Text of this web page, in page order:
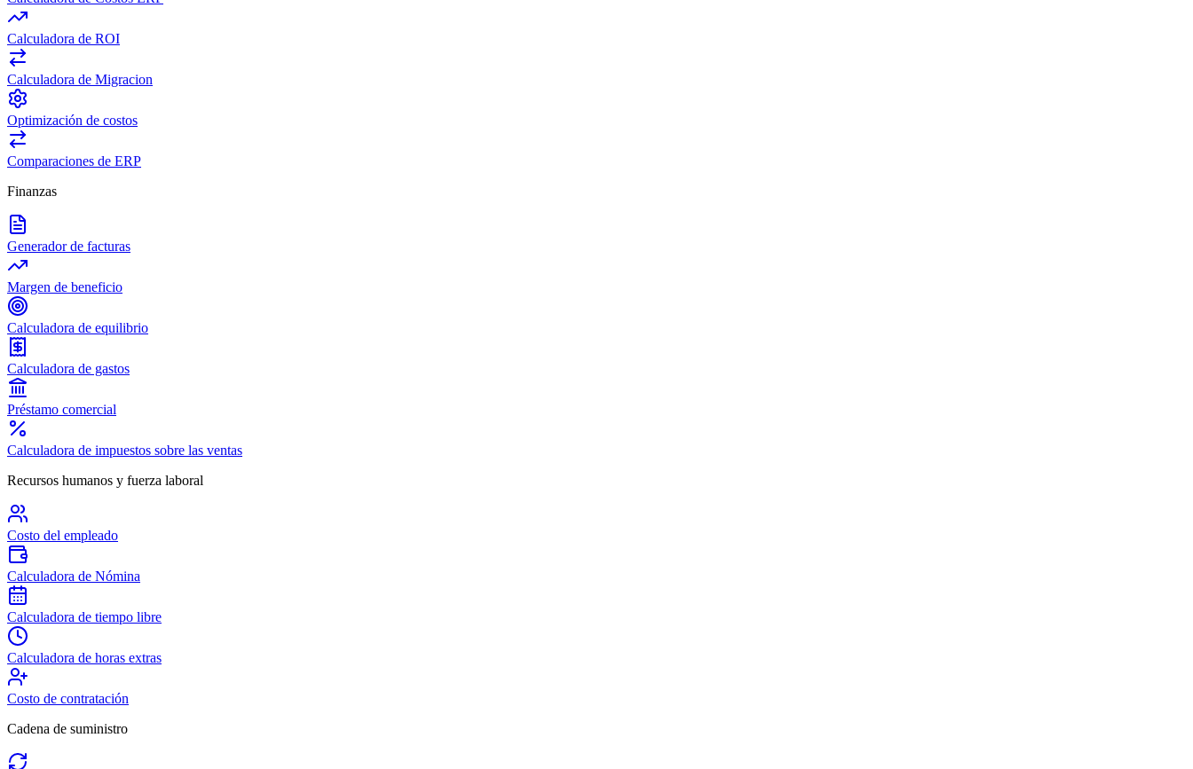
Calculadora de ROI
Calculadora de Migracion
Optimización de costos
Comparaciones de ERP
Finanzas
Generador de facturas
Margen de beneficio
Calculadora de equilibrio
Calculadora de gastos
Préstamo comercial
Calculadora de impuestos sobre las ventas
Recursos humanos y fuerza laboral
Costo del empleado
Calculadora de Nómina
Calculadora de tiempo libre
Calculadora de horas extras
Costo de contratación
Cadena de suministro